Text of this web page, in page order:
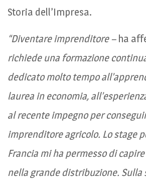
Storia dell’Impresa.
“Diventare imprenditore – ha
richiede una formazione
dedicato molto tempo
laurea in economia,
al recente impegno per
imprenditore agricolo. Lo stage
Francia mi ha permesso di
nella grande distribuzione. Sulla